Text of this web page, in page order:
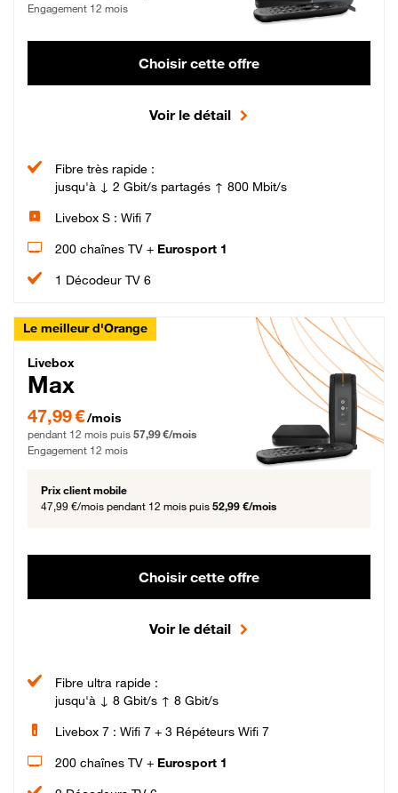
Engagement 12 mois
Choisir cette offre
Voir le détail
Fibre très rapide :
jusqu'à ↓ 2 Gbit/s partagés ↑ 800 Mbit/s
Livebox S : Wifi 7
200 chaînes TV + Eurosport 1
1 Décodeur TV 6
Le meilleur d'Orange
Livebox Max Fibre
Livebox
Max
47,99 € par mois pendant 12 mois puis 57,99 € par mois, Engagement 12 mois
47,99 €/mois
pendant 12 mois puis 57,99 €/mois
Engagement 12 mois
Prix client mobile
47,99 €/mois pendant 12 mois puis 52,99 €/mois
Choisir cette offre
Voir le détail
Fibre ultra rapide :
jusqu'à ↓ 8 Gbit/s ↑ 8 Gbit/s
Livebox 7 : Wifi 7 + 3 Répéteurs Wifi 7
200 chaînes TV + Eurosport 1